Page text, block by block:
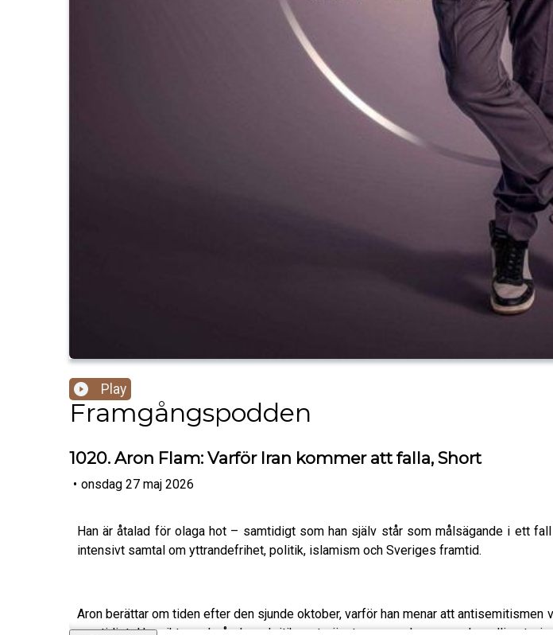
Play
Framgångspodden
1020. Aron Flam: Varför Iran kommer att falla, Short
• onsdag 27 maj 2026
Han är åtalad för olaga hot – samtidigt som han själv står som målsägande i ett
intensivt samtal om yttrandefrihet, politik, islamism och Sveriges framtid.
Aron berättar om tiden efter den sjunde oktober, varför han menar att